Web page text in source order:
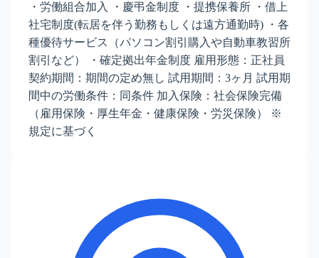
・労働組合加入 ・慶弔金制度 ・提携保養所 ・借上
社宅制度(転居を伴う勤務もしくは遠方通勤時) ・各
種優待サービス（パソコン割引購入や自動車教習所
割引など） ・確定拠出年金制度 雇用形態：正社員
契約期間：期間の定め無し 試用期間：3ヶ月 試用期
間中の労働条件：同条件 加入保険：社会保険完備
（雇用保険・厚生年金・健康保険・労災保険） ※
規定に基づく